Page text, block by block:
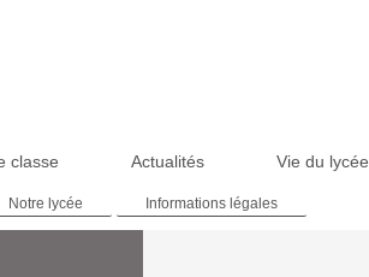
classe Actualités Vie du lycée
Notre lycée Informations légales